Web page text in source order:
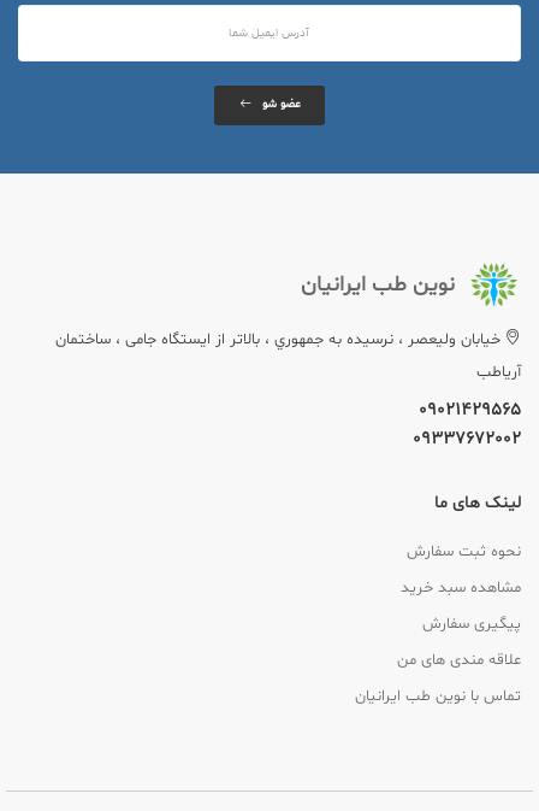
عضو شو
نوین طب ایرانیان
خيابان وليعصر ، نرسيده به جمهوري ، بالاتر از ایستگاه جامی ، ساختمان
آریاطب
09021429565
09337672002
لینک های ما
نحوه ثبت سفارش
مشاهده سبد خرید
پیگیری سفارش
علاقه مندی های من
تماس با نوین طب ایرانیان